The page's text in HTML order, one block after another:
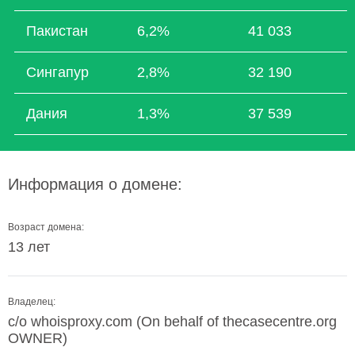
Пакистан 6,2% 41 033
Сингапур 2,8% 32 190
Дания 1,3% 37 539
Информация о домене:
Возраст домена:
13 лет
Владелец:
c/o whoisproxy.com (On behalf of thecasecentre.org
OWNER)